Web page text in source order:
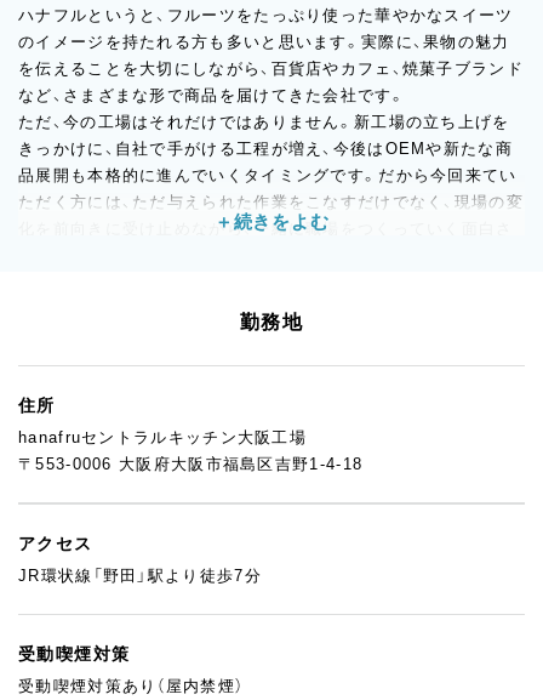
ハナフルというと、フルーツをたっぷり使った華やかなスイーツ
のイメージを持たれる方も多いと思います。実際に、果物の魅力
を伝えることを大切にしながら、百貨店やカフェ、焼菓子ブランド
など、さまざまな形で商品を届けてきた会社です。
ただ、今の工場はそれだけではありません。新工場の立ち上げを
きっかけに、自社で手がける工程が増え、今後はOEMや新たな商
品展開も本格的に進んでいくタイミングです。だから今回来てい
ただく方には、ただ与えられた作業をこなすだけでなく、現場の変
化を前向きに受け止めながら、一緒に職場をつくっていく面白さ
こと、少しずつでも成長していこうと思えることを大切にしてい
ます。経験の深さよりも、「ここで頑張りたい」という気持ちを持
った方とお会いしたいです。
勤務地
住所
hanafruセントラルキッチン大阪工場
〒553-0006 大阪府大阪市福島区吉野1-4-18
アクセス
JR環状線「野田」駅より徒歩7分
受動喫煙対策
受動喫煙対策あり（屋内禁煙）